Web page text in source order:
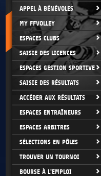
APPEL À BÉNÉVOLES
MY FFVOLLEY
ESPACES CLUBS
SAISIE DES LICENCES
ESPACES GESTION SPORTIVE
SAISIE DES RÉSULTATS
ACCÉDER AUX RÉSULTATS
ESPACES ENTRAÎNEURS
ESPACES ARBITRES
SÉLECTIONS EN PÔLES
TROUVER UN TOURNOI
BOURSE À L'EMPLOI